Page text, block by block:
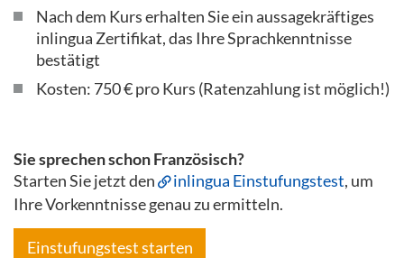
Nach dem Kurs erhalten Sie ein aussagekräftiges
inlingua Zertifikat, das Ihre Sprachkenntnisse
bestätigt
Kosten: 750 € pro Kurs (Ratenzahlung ist möglich!)
Sie sprechen schon Französisch?
Starten Sie jetzt den
inlingua Einstufungstest, um
Ihre Vorkenntnisse genau zu ermitteln.
Einstufungstest starten